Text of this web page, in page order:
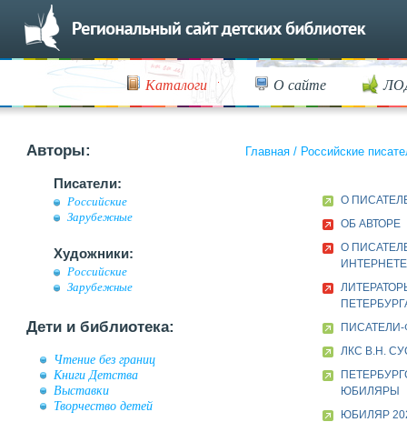
Каталоги О сайте
Авторы:
Писатели:
Российские
Зарубежные
Художники:
Российские
Зарубежные
Дети и библиотека:
Чтение без границ
Книги Детства
Выставки
Творчество детей
Главная / Российские
О
ОБ АВТОРЕ
О
ИНТЕРНЕТЕ
ЛКС В.Н.
ЮБИЛЯРЫ
ЮБИЛЯР